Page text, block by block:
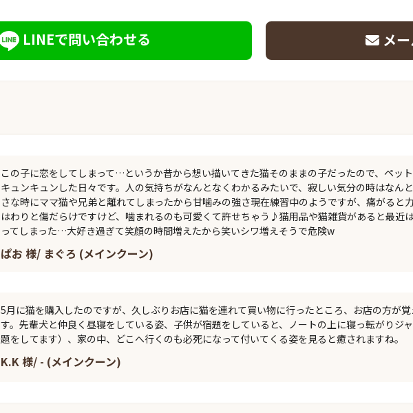
LINEで問い合わせる メ
この子に恋をしてしまって…というか昔から想い描いてきた猫そのままの子だったので、ペッ
キュンキュンした日々です。人の気持ちがなんとなくわかるみたいで、寂しい気分の時はなん
さな時にママ猫や兄弟と離れてしまったから甘噛みの強さ現在練習中のようですが、痛がると
はわりと傷だらけですけど、噛まれるのも可愛くて許せちゃう♪猫用品や猫雑貨があると最近
ってしまった…大好き過ぎて笑顔の時間増えたから笑いシワ増えそうで危険w
ぱお 様/ まぐろ (メインクーン)
5月に猫を購入したのですが、久しぶりお店に猫を連れて買い物に行ったところ、お店の方が
す。先輩犬と仲良く昼寝をしている姿、子供が宿題をしていると、ノートの上に寝っ転がりジ
題をしてます）、家の中、どこへ行くのも必死になって付いてくる姿を見ると癒されますね。
K.K 様/ - (メインクーン)